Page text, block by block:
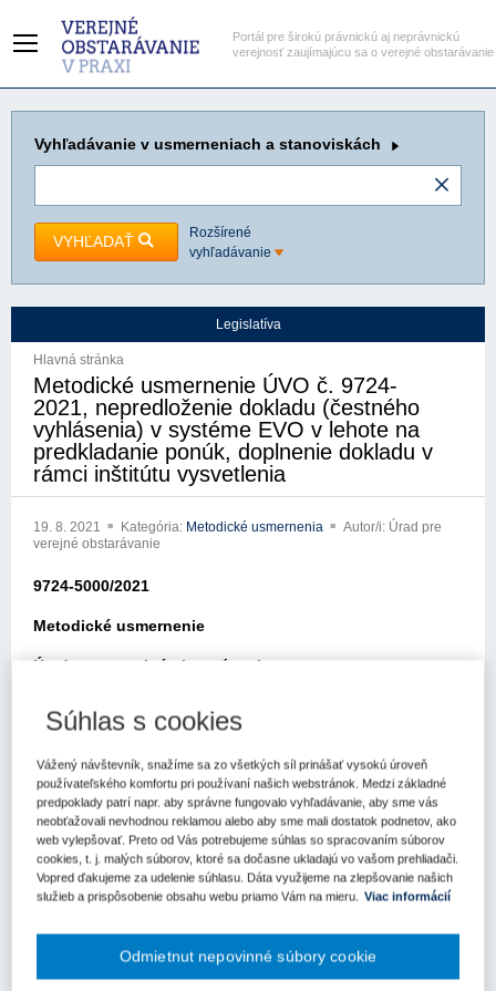
Portál pre širokú právnickú aj neprávnickú
verejnosť zaujímajúcu sa o verejné obstarávanie
Vyhľadávanie v usmerneniach a stanoviskách
VYHĽADAŤ
Rozšírené
vyhľadávanie
Legislatíva
Hlavná stránka
Metodické usmernenie ÚVO č. 9724-
2021, nepredloženie dokladu (čestného
vyhlásenia) v systéme EVO v lehote na
predkladanie ponúk, doplnenie dokladu v
rámci inštitútu vysvetlenia
19. 8. 2021 Kategória: Metodické usmernenia
Autor/i: Úrad pre
verejné obstarávanie
9724-5000/2021
Metodické usmernenie
Úradu pre verejné obstarávanie
žiadosťou o metodické usmernenie k zákonu č. 343/2015 Z.z. o
verejnom obstarávaní a o zmene a doplnení niektorých zákonov v
znení neskorších predpisov (ďalej len „zákon o verejnom
obstarávaní“).
Vo svojej žiadosti uvádzate, cit.: „ako postupovať v nasledovnom
prípade. V rámci EVO bola predložená ponuka uchádzača, ktorý
a nepredložil ani čestné vyhlásenie podľa § 114 ZVO ani JED
podľa § 39 ZVO. Po určitom čase podal Žiadosť o nápravu s
odôvodnením, že buď bola chyba na strane EVO, alebo jeho, ale
Súhlas s cookies
Vážený návštevník, snažíme sa zo všetkých síl prinášať vysokú úroveň
používateľského komfortu pri používaní našich webstránok. Medzi základné
predpoklady patrí napr. aby správne fungovalo vyhľadávanie, aby sme vás
neobťažovali nevhodnou reklamou alebo aby sme mali dostatok podnetov, ako
web vylepšovať. Preto od Vás potrebujeme súhlas so spracovaním súborov
cookies, t. j. malých súborov, ktoré sa dočasne ukladajú vo vašom prehliadači.
Vopred ďakujeme za udelenie súhlasu. Dáta využijeme na zlepšovanie našich
služieb a prispôsobenie obsahu webu priamo Vám na mieru.
Viac informácií
Odmietnut nepovinné súbory cookie